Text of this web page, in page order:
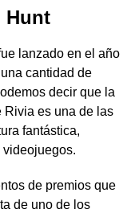
Hunt
lanzado en el año
cantidad de
decir que la
Rivia es una de las
fantástica,
de premios que
de uno de los